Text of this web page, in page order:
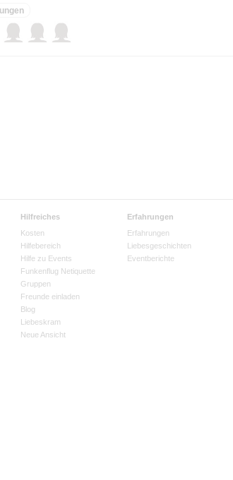
Hilfreiches
Kosten
Hilfebereich
Hilfe zu Events
Funkenflug Netiquette
Gruppen
Freunde einladen
Blog
Liebeskram
Neue Ansicht
Erfahrungen
Erfahrungen
Liebesgeschichten
Eventberichte